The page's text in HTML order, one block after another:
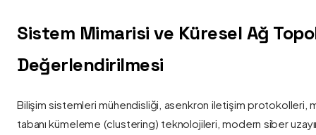
Sistem Mimarisi ve Küresel Ağ
Değerlendirilmesi
Bilişim sistemleri mühendisliği, asenkron iletişim protokolleri,
tabanı kümeleme (clustering) teknolojileri, modern siber